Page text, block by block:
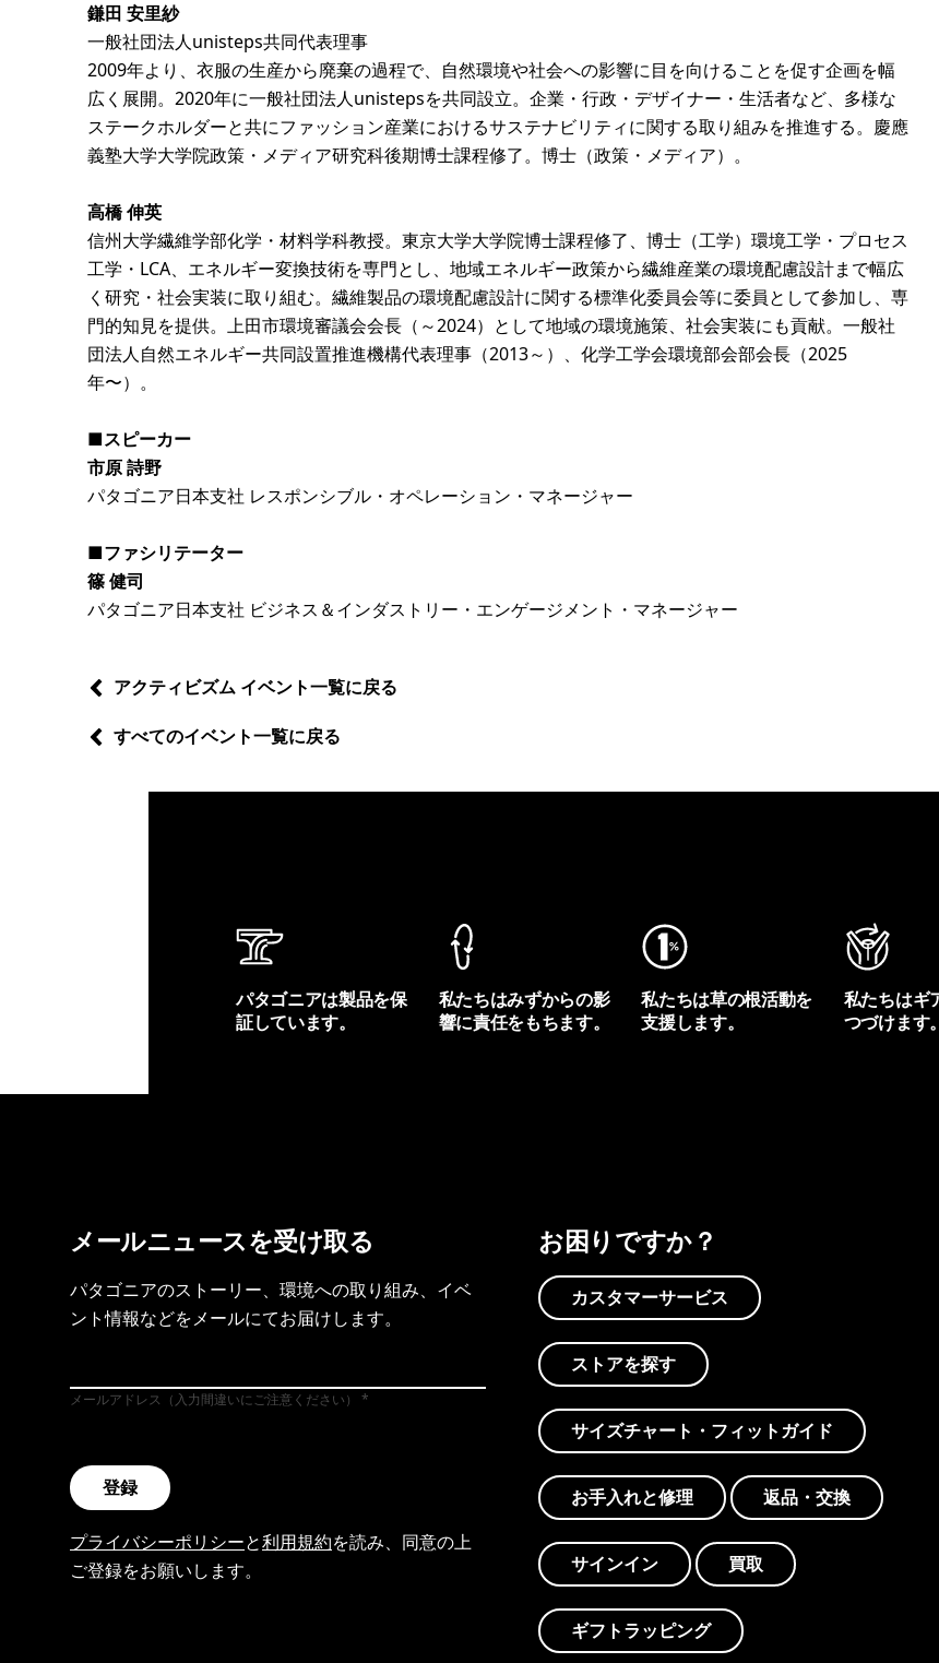
鎌田 安里紗
一般社団法人unisteps共同代表理事
2009年より、衣服の生産から廃棄の過程で、自然環境や社会への影響に目を向けることを促す企画を幅
広く展開。2020年に一般社団法人unistepsを共同設立。企業・行政・デザイナー・生活者など、多様な
ステークホルダーと共にファッション産業におけるサステナビリティに関する取り組みを推進する。慶應
義塾大学大学院政策・メディア研究科後期博士課程修了。博士（政策・メディア）。
高橋 伸英
信州大学繊維学部化学・材料学科教授。東京大学大学院博士課程修了、博士（工学）環境工学・プロセス
工学・LCA、エネルギー変換技術を専門とし、地域エネルギー政策から繊維産業の環境配慮設計まで幅広
く研究・社会実装に取り組む。繊維製品の環境配慮設計に関する標準化委員会等に委員として参加し、専
門的知見を提供。上田市環境審議会会長（～2024）として地域の環境施策、社会実装にも貢献。一般社
団法人自然エネルギー共同設置推進機構代表理事（2013～）、化学工学会環境部会部会長（2025
年〜）。
■スピーカー
市原 詩野
パタゴニア日本支社 レスポンシブル・オペレーション・マネージャー
■ファシリテーター
篠 健司
パタゴニア日本支社 ビジネス＆インダストリー・エンゲージメント・マネージャー
アクティビズム イベント一覧に戻る
すべてのイベント一覧に戻る
パタゴニアは製品を保
証しています。
私たちはみずからの影
響に責任をもちます。
私たちは草の根活動を
支援します。
私たちはギ
つづけます。
メールニュースを受け取る
パタゴニアのストーリー、環境への取り組み、イベ
ント情報などをメールにてお届けします。
メールアドレス（入力間違いにご注意ください）
登録
プライバシーポリシーと利用規約を読み、同意の上
ご登録をお願いします。
お困りですか？
カスタマーサービス
ストアを探す
サイズチャート・フィットガイド
お手入れと修理 返品・交換
サインイン 買取
ギフトラッピング